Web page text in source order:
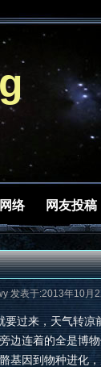
络 网友投稿
发表于:2013年10月
过来，天气转凉
边连着的全是博
基因到物种进化